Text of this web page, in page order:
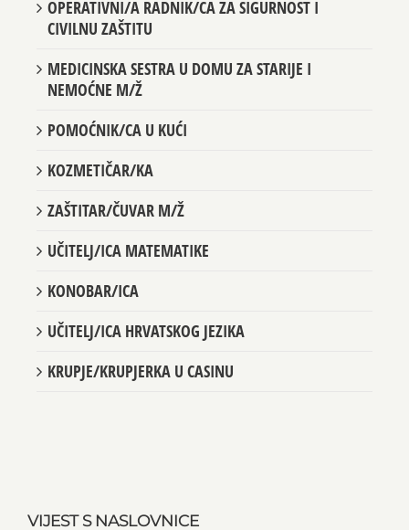
OPERATIVNI/A RADNIK/CA ZA SIGURNOST I
MEDICINSKA SESTRA U DOMU ZA STARIJE I
NEMOĆNE M/Ž
POMOĆNIK/CA U KUĆI
KOZMETIČAR/KA
ZAŠTITAR/ČUVAR M/Ž
KONOBAR/ICA